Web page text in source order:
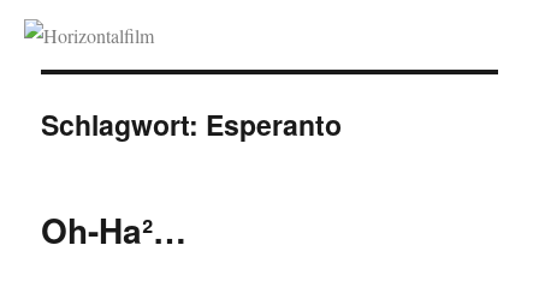
Horizontalfilm
Schlagwort: Esperanto
Oh-Ha²…